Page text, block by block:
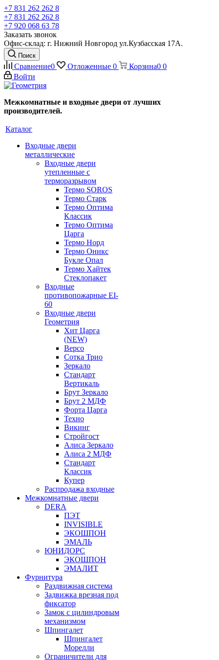
+7 831 262 262 8
+7 831 262 262 8
+7 920 068 63 78
Заказать звонок
Офис-склад: г. Нижний Новгород ул.Кузбасская 17А.
Поиск
Сравнение0 Отложенные 0 Корзина0 0
Войти
Межкомнатные и входные двери от лучших
производителей.
Каталог
Входные двери
металлические
Входные двери
утепленные с
терморазрывом
Термо SOROS
Термо Старк
Термо Оптима
Классик
Термо Оптима
Царга
Термо Норд
Термо Оникс
Букле Опал
Термо Хайтек
Стеклопакет
Входные
противопожарные EI-
60
Входные двери
Геометрия
Хит Царга
(NEW)
Версо
Сотка Трио
Зеркало
Стандарт
Вертикаль
Брут Зеркало
Брут 2 МДФ
Форта Царга
Техно
Викинг
Стройгост
Алиса Зеркало
Алиса 2 МДФ
Стандарт
Классик
Купер
Распродажа входные
Межкомнатные двери
DERA
ПЭТ
INVISIBLE
ЭКОШПОН
ЭМАЛЬ
ЮНИДОРС
ЭКОШПОН
ЭМАЛИТ
Фурнитура
Раздвижная система
Задвижка врезная под
фиксатор
Замок с цилиндровым
механизмом
Шпингалет
Шпингалет
Морелли
Ограничители для